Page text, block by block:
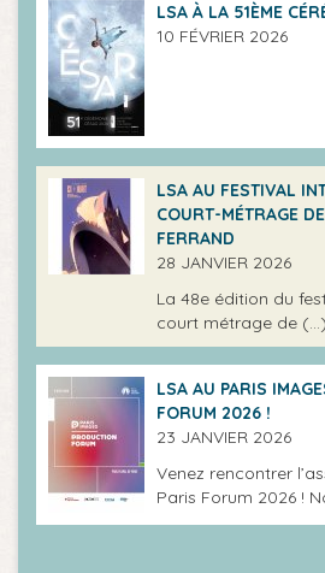
LSA À LA 51ÈME
10 FÉVRIER 2026
LSA AU FESTIVAL
COURT-MÉTRAGE
FERRAND
28 JANVIER 2026
La 48e édition du
court métrage de (…)
LSA AU PARIS
FORUM 2026 !
23 JANVIER 2026
Venez rencontrer
Paris Forum 2026 !